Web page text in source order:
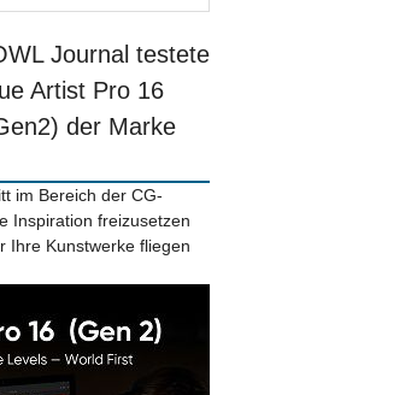
Journal testete
Artist Pro 16
der Marke
im Bereich der CG-
Inspiration freizusetzen
Ihre Kunstwerke fliegen